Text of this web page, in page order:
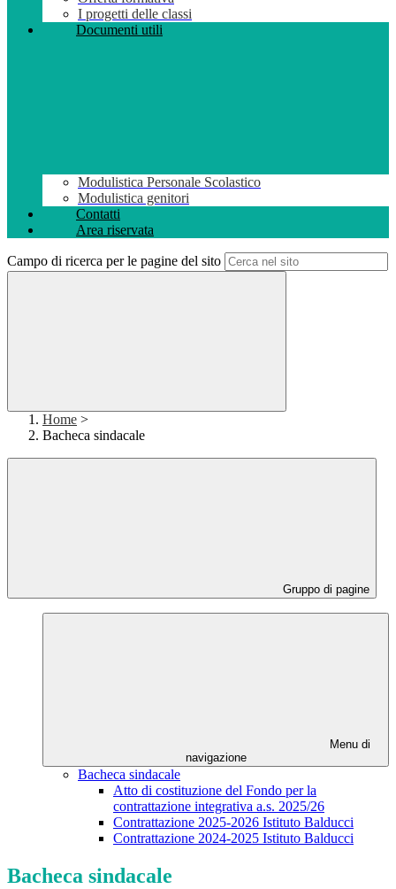
I progetti delle classi
Documenti utili
Modulistica Personale Scolastico
Modulistica genitori
Contatti
Area riservata
Campo di ricerca per le pagine del sito
Home >
Bacheca sindacale
Gruppo di pagine
Menu di
navigazione
Bacheca sindacale
Atto di costituzione del Fondo per la
contrattazione integrativa a.s. 2025/26
Contrattazione 2025-2026 Istituto Balducci
Contrattazione 2024-2025 Istituto Balducci
Bacheca sindacale